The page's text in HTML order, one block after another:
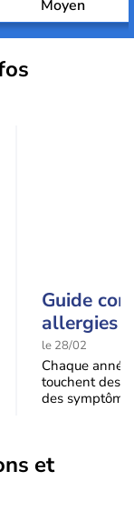
Moyen
Guide
allergies
plantes
le 28/02
Chaque
touchent des
des
et